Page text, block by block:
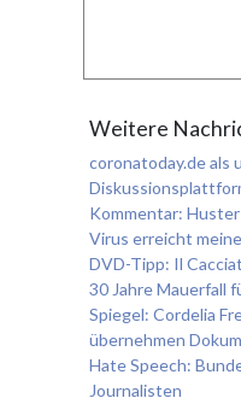
Weitere
coronatoday.de als
Kommentar:
Virus erreicht
DVD-Tipp: Il
30 Jahre Mauerfall
Spiegel: Cordelia
übernehmen
Hate Speech:
Journalisten